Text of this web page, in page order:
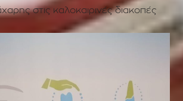
στις καλοκαιρινές διακοπές